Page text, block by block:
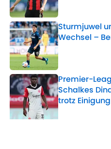
Sturmjuwel
Wechsel –
Published by on
Premier-
Schalkes
trotz Einigung
Published by on